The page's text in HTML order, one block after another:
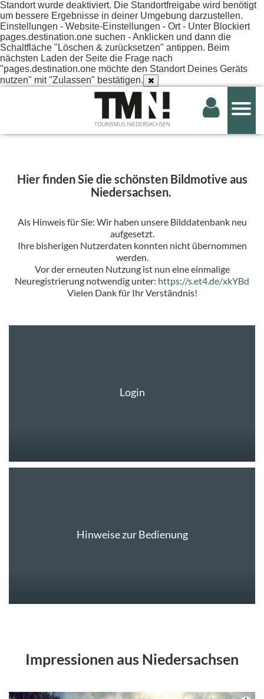
Standort wurde deaktiviert. Die Standortfreigabe wird benötigt
um bessere Ergebnisse in deiner Umgebung darzustellen.
Einstellungen - Website-Einstellungen - Ort - Unter Blockiert
pages.destination.one suchen - Anklicken und dann die
Schaltfläche "Löschen & zurücksetzen" antippen. Beim
nächsten Laden der Seite die Frage nach
"pages.destination.one möchte den Standort Deines Geräts
nutzen" mit "Zulassen" bestätigen.
Hier finden Sie die schönsten Bildmotive aus
Niedersachsen.
Als Hinweis für Sie: Wir haben unsere Bilddatenbank neu
aufgesetzt.
Ihre bisherigen Nutzerdaten konnten nicht übernommen
werden.
Vor der erneuten Nutzung ist nun eine einmalige
Neuregistrierung notwendig unter: https://s.et4.de/xkYBd
Vielen Dank für Ihr Verständnis!
Login
Hinweise zur Bedienung
Impressionen aus Niedersachsen